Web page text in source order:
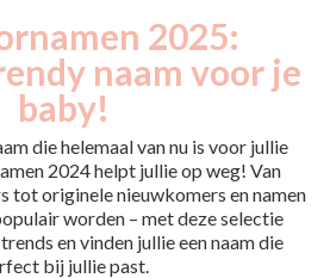
2025:
naam voor je
baby!
die helemaal van nu is voor jullie
2024 helpt jullie op weg! Van
tot originele nieuwkomers en namen
worden – met deze selectie
en vinden jullie een naam die
bij jullie past.